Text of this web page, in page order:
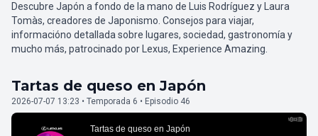
Descubre Japón a fondo de la mano de Luis Rodríguez y Laura
Tomàs, creadores de Japonismo. Consejos para viajar,
informacióno detallada sobre lugares, sociedad, gastronomía y
mucho más, patrocinado por Lexus, Experience Amazing.
Tartas de queso en Japón
2026-07-07 13:23 • Temporada 6 • Episodio 46